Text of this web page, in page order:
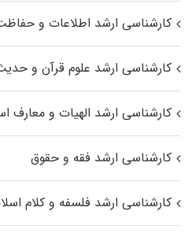
کارشناسی ارشد اطلاعات و
کارشناسی ارشد علوم قرآن و
کارشناسی ارشد الهیات و
کارشناسی ارشد فقه و حقوق
کارشناسی ارشد فلسفه و کلام